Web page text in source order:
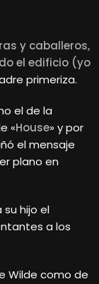
y caballeros,
el edificio (yo
primeriza.
el de la
«House» y por
el mensaje
plano en
hijo el
a los
Wilde como de